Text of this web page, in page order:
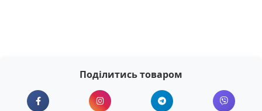
Поділитись товаром